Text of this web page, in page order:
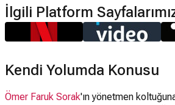
İlgili Platform
Kendi Yolumda Konusu
Ömer Faruk Sorak'ın yönetmen